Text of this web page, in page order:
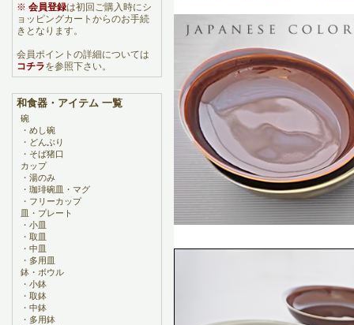
※ 会員登録は初回ご購入時にシ
ョッピングカートからのお手続
きとなります。
会員ポイントの詳細については
コチラを参照下さい。
和食器・アイテム 一覧
碗
・ めし碗
・ どんぶり
・ そば猪口
カップ
・ 湯のみ
・ 珈琲碗皿・マグ
・ フリーカップ
皿・プレート
・ 小皿
・ 取皿
・ 中皿
・ 多用皿
鉢・ボウル
・ 小鉢
・ 取鉢
・ 中鉢
・ 多用鉢